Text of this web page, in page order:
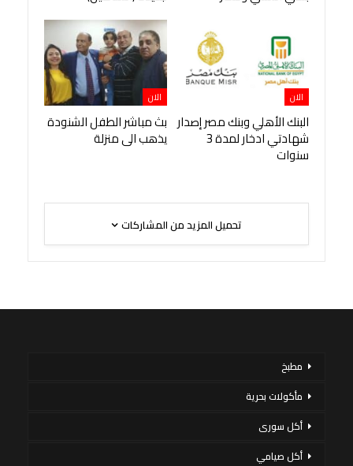
الان
البنك الأهلي وبنك مصر إصدار
شهادتي ادخار لمدة 3
سنوات
الان
بث مباشر الطفل الشنودة
يذهب الى منزلة
تحميل المزيد من المشاركات
مطبخ
مأكولات بحرية
أكل سورى
أكل صيامي